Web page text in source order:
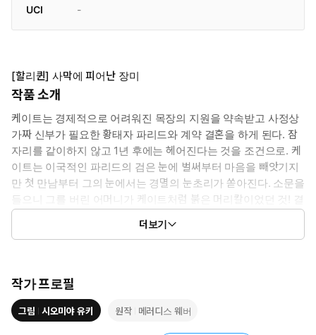
UCI
-
[할리퀸] 사막에 피어난 장미
작품 소개
케이트는 경제적으로 어려워진 목장의 지원을 약속받고 사정상
가짜 신부가 필요한 황태자 파리드와 계약 결혼을 하게 된다. 잠
자리를 같이하지 않고 1년 후에는 헤어진다는 것을 조건으로. 케
이트는 이국적인 파리드의 검은 눈에 벌써부터 마음을 빼앗기지
만 첫 만남부터 그의 눈에서는 경멸의 눈초리가 쏟아진다. 소문을
들으니 그를 버린 어머니가 케이트처럼 붉은 머리칼이었던 것! 결
코 그에게 사랑받을 수 없는 상황…. 그렇게 가슴속에 연모의 마
음을 숨긴 채 가짜 결혼생활은 시작되고 마는데!!
더보기
작가 프로필
그림 시오미야 유키 원작 메러디스 웨버